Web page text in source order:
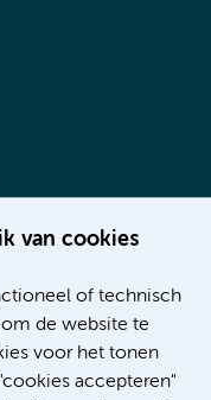
van cookies
of technisch
de website te
voor het tonen
accepteren"